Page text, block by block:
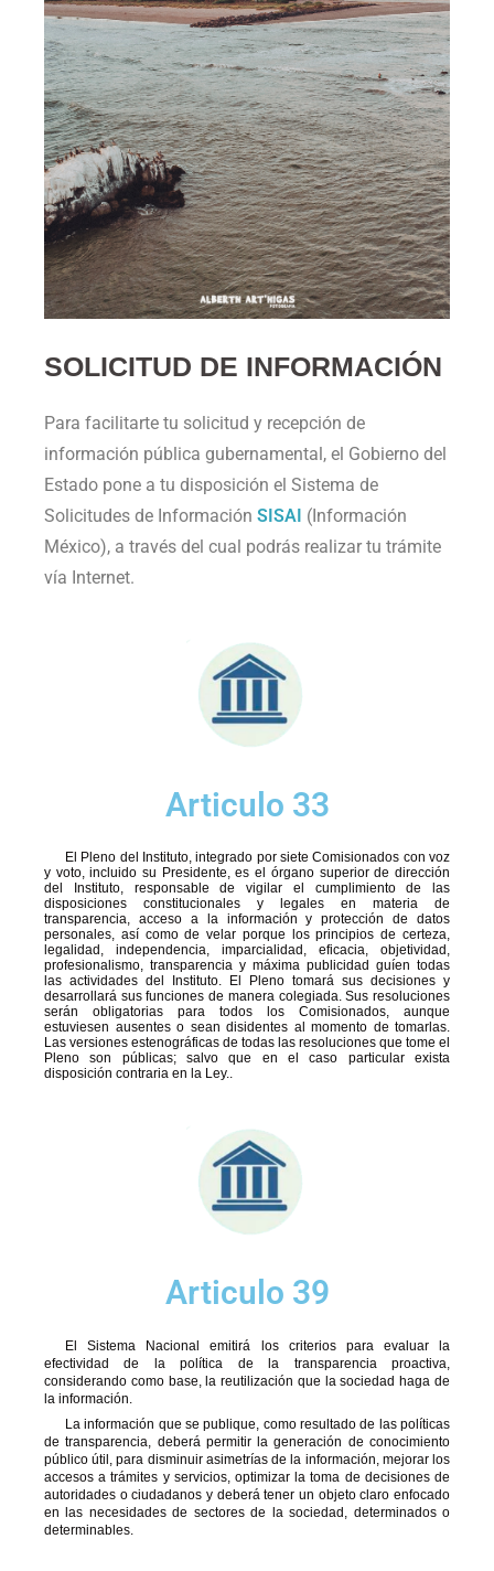
SOLICITUD DE INFORMACIÓN
Para facilitarte tu solicitud y recepción de
información pública gubernamental, el Gobierno del
Estado pone a tu disposición el Sistema de
Solicitudes de Información SISAI (Información
México), a través del cual podrás realizar tu trámite
vía Internet.
Articulo 33
El Pleno del Instituto, integrado por siete Comisionados con voz
y voto, incluido su Presidente, es el órgano superior de dirección
del Instituto, responsable de vigilar el cumplimiento de las
disposiciones constitucionales y legales en materia de
transparencia, acceso a la información y protección de datos
personales, así como de velar porque los principios de certeza,
legalidad, independencia, imparcialidad, eficacia, objetividad,
profesionalismo, transparencia y máxima publicidad guíen todas
las actividades del Instituto. El Pleno tomará sus decisiones y
desarrollará sus funciones de manera colegiada. Sus resoluciones
serán obligatorias para todos los Comisionados, aunque
estuviesen ausentes o sean disidentes al momento de tomarlas.
Las versiones estenográficas de todas las resoluciones que tome el
Pleno son públicas; salvo que en el caso particular exista
disposición contraria en la Ley..
Articulo 39
El Sistema Nacional emitirá los criterios para evaluar la
efectividad de la política de la transparencia proactiva,
considerando como base, la reutilización que la sociedad haga de
la información.
La información que se publique, como resultado de las políticas
de transparencia, deberá permitir la generación de conocimiento
público útil, para disminuir asimetrías de la información, mejorar los
accesos a trámites y servicios, optimizar la toma de decisiones de
autoridades o ciudadanos y deberá tener un objeto claro enfocado
en las necesidades de sectores de la sociedad, determinados o
determinables.